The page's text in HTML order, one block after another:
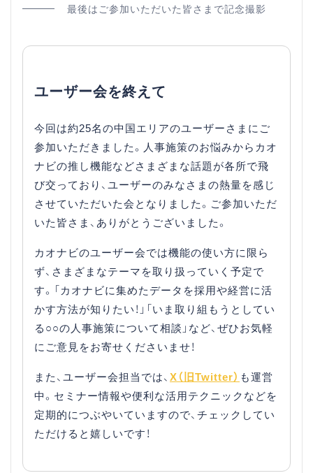
最後はご参加いただいた皆さまで記念撮影
ユーザー会を終えて
今回は約25名の中国エリアのユーザーさまにご
参加いただきました。人事施策のお悩みからカオ
ナビの推し機能などさまざまな話題が各所で飛
び交っており、ユーザーのみなさまの熱量を感じ
させていただいた会となりました。ご参加いただ
いた皆さま、ありがとうございました。
カオナビのユーザー会では機能の使い方に限ら
ず、さまざまなテーマを取り扱っていく予定で
す。「カオナビに集めたデータを採用や経営に活
かす方法が知りたい！」「いま取り組もうとしてい
る○○の人事施策について相談」など、ぜひお気軽
にご意見をお寄せくださいませ！
また、ユーザー会担当では、X（旧Twitter） も運営
中。セミナー情報や便利な活用テクニックなどを
定期的につぶやいていますので、チェックしてい
ただけると嬉しいです！